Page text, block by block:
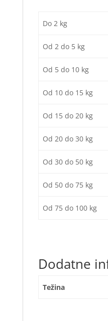
Do 2 kg
Od 2 do 5 kg
Od 5 do 10 kg
Od 10 do 15 kg
Od 15 do 20 kg
Od 20 do 30 kg
Od 30 do 50 kg
Od 50 do 75 kg
Od 75 do 100 kg
Dodatne
Težina